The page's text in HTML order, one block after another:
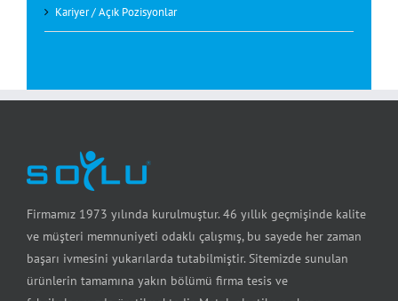
Kariyer / Açık Pozisyonlar
Firmamız 1973 yılında kurulmuştur. 46 yıllık geçmişinde kalite
ve müşteri memnuniyeti odaklı çalışmış, bu sayede her zaman
başarı ivmesini yukarılarda tutabilmiştir. Sitemizde sunulan
ürünlerin tamamına yakın bölümü firma tesis ve